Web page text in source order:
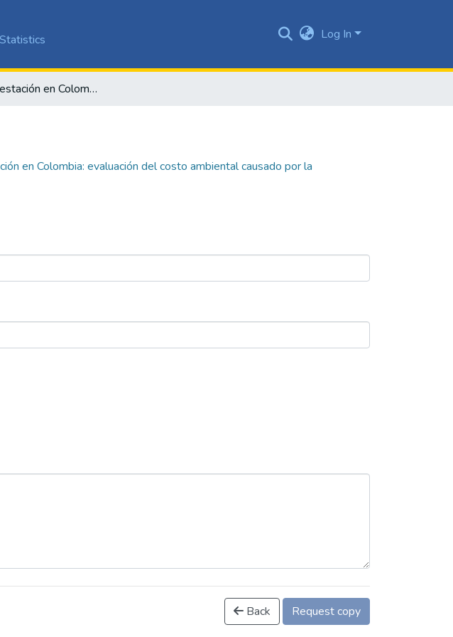
Statistics Log In
La deforestación en Colombia: evaluación del costo ambiental causado por la agroindustria en el pacífico colombiano
en Colombia: evaluación del costo ambiental causado por la
Back Request copy